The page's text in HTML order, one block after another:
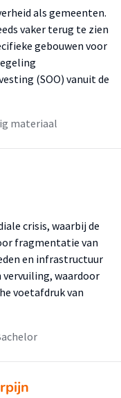
als gemeenten.
vaker terug te zien
gebouwen voor
(SOO) vanuit de
materiaal
crisis, waarbij de
fragmentatie van
en infrastructuur
waardoor
voetafdruk van